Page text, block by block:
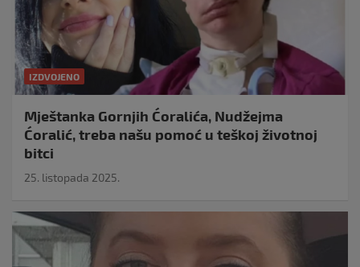
IZDVOJENO
Mještanka Gornjih Ćoralića, Nudžejma
Ćoralić, treba našu pomoć u teškoj životnoj
bitci
25. listopada 2025.